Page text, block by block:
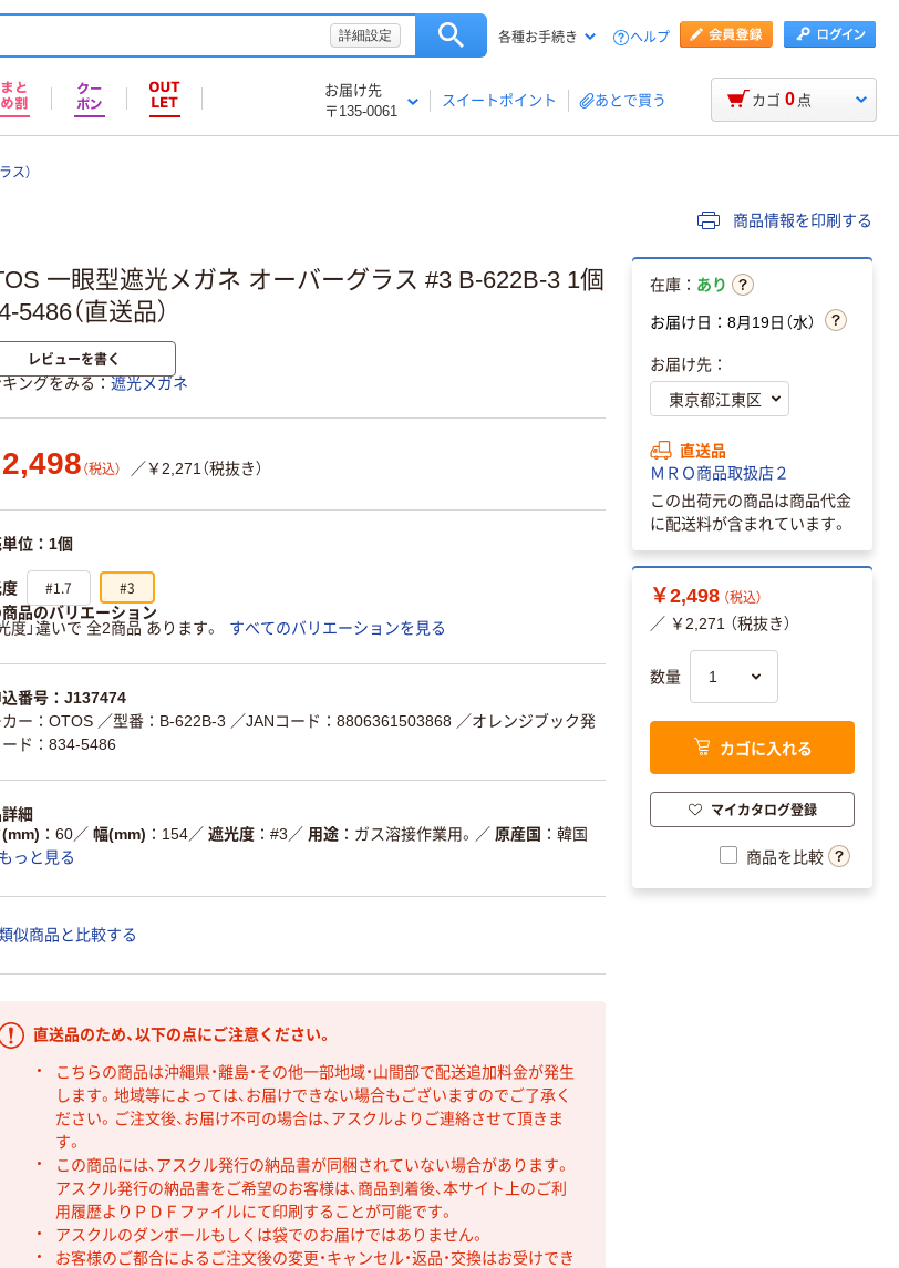
詳細設定 各種お手続き ヘルプ
お届け先
〒135-0061
スイートポイント あとで買う カゴ 0 点
ス）
商品情報を印刷する
一眼型遮光メガネ オーバーグラス #3 B-622B-3 1個
5486（直送品）
レビューを書く
キングをみる 遮光メガネ
（税込） ／￥2,271（税抜き）
位：1個
#1.7 #3
商品のバリエーション
度」違いで 全2商品 あります。
すべてのバリエーションを見る
込番号：J137474
カー：OTOS ／型番：B-622B-3 ／JANコード：8806361503868 ／オレンジブック発
ード：834-5486
細
60／ 幅(mm) 154／ 遮光度 #3 ／ 用途 ガス溶接作業用。 ／ 原産国
韓国
もっと見る
似商品と比較する
直送品のため、以下の点にご注意ください。
こちらの商品は沖縄県・離島・その他一部地域・山間部で配送追加料金が発生
します。地域等によっては、お届けできない場合もございますのでご了承く
ださい。ご注文後、お届け不可の場合は、アスクルよりご連絡させて頂きま
す。
この商品には、アスクル発行の納品書が同梱されていない場合があります。
アスクル発行の納品書をご希望のお客様は、商品到着後、本サイト上のご利
用履歴よりＰＤＦファイルにて印刷することが可能です。
アスクルのダンボールもしくは袋でのお届けではありません。
お客様のご都合によるご注文後の変更・キャンセル・返品・交換はお受けでき
在庫： あり
お届け日：8月19日（水）
お届け先：
直送品
ＭＲＯ商品取扱店２
この出荷元の商品は商品代金
に配送料が含まれています。
￥2,498 （税込）
／ ￥2,271 （税抜き）
数量
カゴに入れる
マイカタログ登録
商品を比較